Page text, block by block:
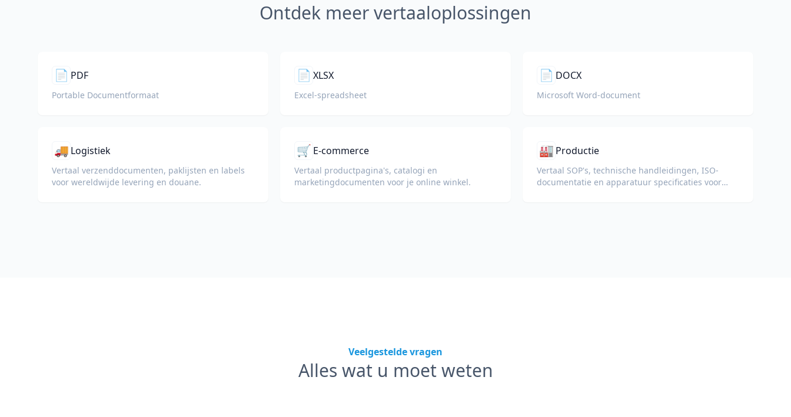
Ontdek meer vertaaloplossingen
📄 PDF
Portable Documentformaat
📄 XLSX
Excel-spreadsheet
📄 DOCX
Microsoft Word-document
🚚 Logistiek
Vertaal verzenddocumenten, paklijsten en labels
voor wereldwijde levering en douane.
🛒 E-commerce
Vertaal productpagina's, catalogi en
marketingdocumenten voor je online winkel.
🏭 Productie
Vertaal SOP's, technische handleidingen, ISO-
documentatie en apparatuur specificaties voor
Veelgestelde vragen
Alles wat u moet weten